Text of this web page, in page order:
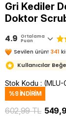
Gri Kediler
Doktor
4.9 Ortalama
Puan
Sevilen ürün! 341
Kullanıcılar
Stok Kodu (MLU-
%9 İNDIRIM
602,99 TL